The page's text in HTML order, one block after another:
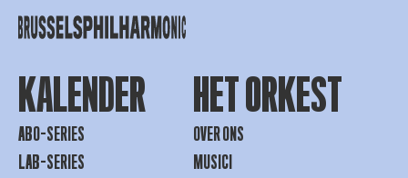
KALENDER
ABO-SERIES
LAB-SERIES
HET ORKEST
OVER ONS
MUSICI